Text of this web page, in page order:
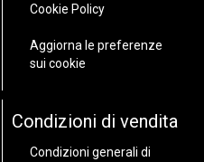
Cookie Policy
Aggiorna le preferenze
sui cookie
Condizioni di vendita
Condizioni generali di